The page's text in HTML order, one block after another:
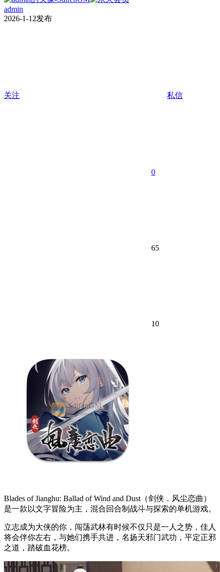
admin
2026-1-12发布
关注 私信
0
65
10
Blades of Jianghu: Ballad of Wind and Dust（剑侠．风尘恋曲）
是一款以文字冒险为主，混合回合制战斗与探索的单机游戏。
立志成为大侠的你，闯荡武林有时候不仅只是一人之势，佳人
将会伴你左右，与她们携手共进，名扬天邪门武功，平定正邪
之道，踏破血花榜。